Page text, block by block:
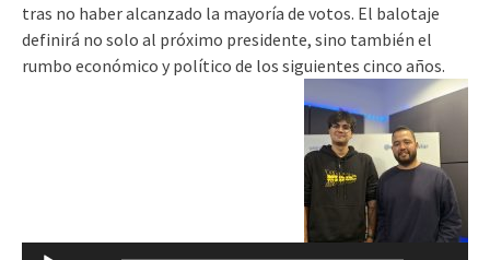
tras no haber alcanzado la mayoría de votos. El balotaje
definirá no solo al próximo presidente, sino también el
rumbo económico y político de los siguientes cinco años.